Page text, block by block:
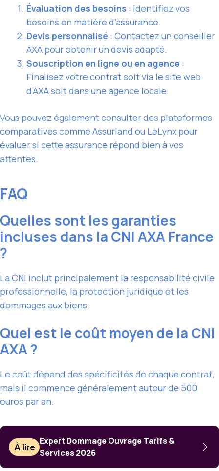
Évaluation des besoins : Identifiez vos
besoins en matière d’assurance.
Devis personnalisé : Contactez un conseiller
AXA pour obtenir un devis adapté.
Souscription en ligne ou en agence :
Finalisez votre contrat soit via le site web
d’AXA soit dans une agence locale.
Vous pouvez également consulter des plateformes
comparatives comme Assurland ou LeLynx pour
évaluer si cette assurance répond bien à vos
attentes.
FAQ
Quelles sont les garanties
incluses dans la CNI AXA France
?
La CNI inclut principalement la responsabilité civile
professionnelle, la protection juridique et les
dommages aux biens.
Quel est le coût moyen de la CNI
AXA ?
Le coût dépend des spécificités de chaque contrat,
mais il commence généralement autour de 500
euros par an.
À lire
Expert Dommage Ouvrage Tarifs &
Services 2026